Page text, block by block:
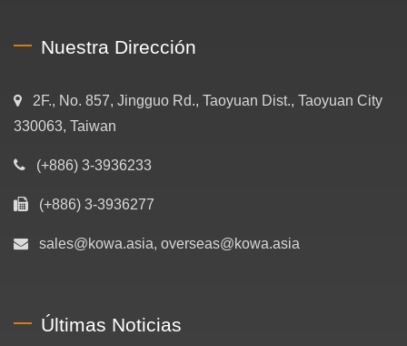
Nuestra Dirección
2F., No. 857, Jingguo Rd., Taoyuan Dist., Taoyuan City
330063, Taiwan
(+886) 3-3936233
(+886) 3-3936277
sales@kowa.asia, overseas@kowa.asia
Últimas Noticias